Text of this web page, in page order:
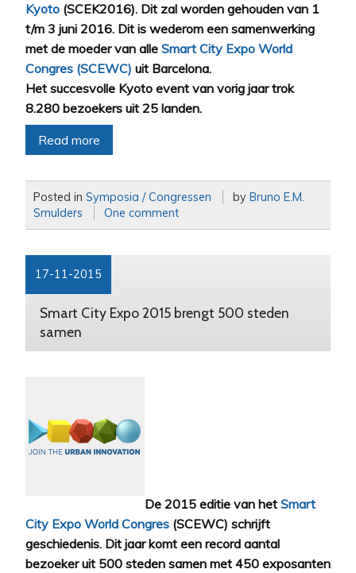
Kyoto (SCEK2016). Dit zal worden gehouden van 1
t/m 3 juni 2016. Dit is wederom een samenwerking
met de moeder van alle Smart City Expo World
Congres (SCEWC) uit Barcelona.
Het succesvolle Kyoto event van vorig jaar trok
8.280 bezoekers uit 25 landen.
Read more
Posted inSymposia / Congressen by Bruno E.M.
Smulders
One comment
17-11-2015
Smart City Expo 2015 brengt 500 steden
samen
De 2015 editie van het Smart
City Expo World Congres (SCEWC) schrijft
geschiedenis. Dit jaar komt een record aantal
bezoeker uit 500 steden samen met 450 exposanten